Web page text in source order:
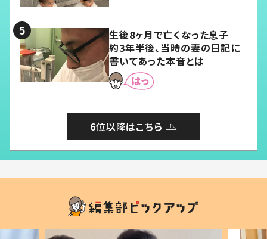
生後8ヶ月で亡くなった息子
約3年半後、当時の妻の日記に
書いてあった本音とは
6位以降はこちら